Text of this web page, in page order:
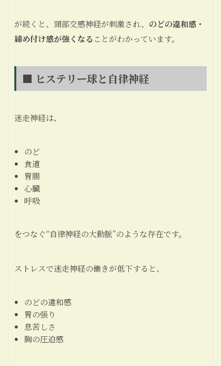
が続くと、頸部交感神経が刺激され、 のどの違和感・
締め付け感が強くなる ことがわかっています。
■ ヒステリー球と自律神経
迷走神経は、
のど
食道
胃腸
心臓
呼吸
をつなぐ“自律神経の大動脈”のような存在です。
ストレスで迷走神経の働きが低下すると、
のどの違和感
胃の張り
息苦しさ
胸の圧迫感